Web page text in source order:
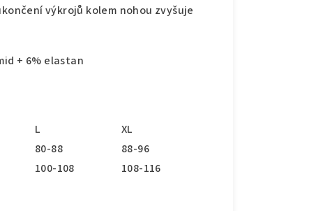
výkrojů kolem nohou zvyšuje
+ 6% elastan
L
XL
80-88
88-96
100-108 108-116